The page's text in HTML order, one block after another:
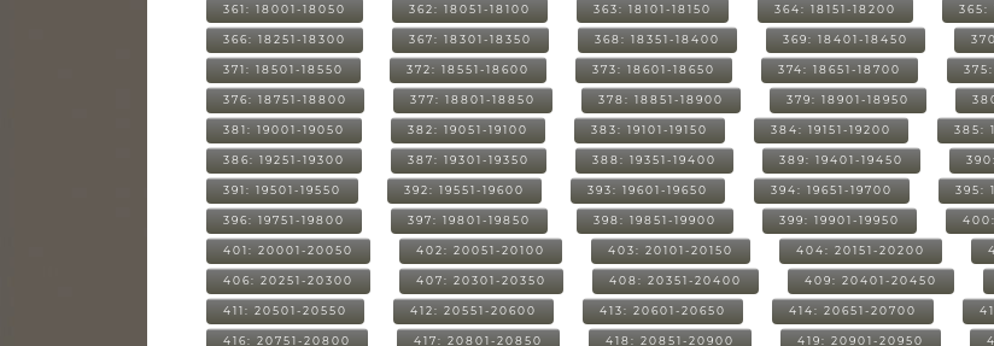
361: 18001-18050 362: 18051-18100 363: 18101-18150 364: 18151-18200 365:
366: 18251-18300 367: 18301-18350 368: 18351-18400 369: 18401-18450
371: 18501-18550 372: 18551-18600 373: 18601-18650 374: 18651-18700
376: 18751-18800 377: 18801-18850 378: 18851-18900 379: 18901-18950
381: 19001-19050 382: 19051-19100 383: 19101-19150 384: 19151-19200 385:
386: 19251-19300 387: 19301-19350 388: 19351-19400 389: 19401-19450
391: 19501-19550 392: 19551-19600 393: 19601-19650 394: 19651-19700 395:
396: 19751-19800 397: 19801-19850 398: 19851-19900 399: 19901-19950
401: 20001-20050 402: 20051-20100 403: 20101-20150 404: 20151-20200
406: 20251-20300 407: 20301-20350 408: 20351-20400 409: 20401-20450
411: 20501-20550 412: 20551-20600 413: 20601-20650 414: 20651-20700
416: 20751-20800 417: 20801-20850 418: 20851-20900 419: 20901-20950